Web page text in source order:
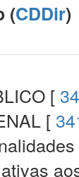
(CDDir)
[
[